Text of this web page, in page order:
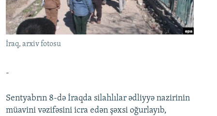
İNFOQRAFIKA
KARIKATURA
AZƏRBAYCAN ƏDƏBIYYATI KITABXANASI
İSLAM VƏ DEMOKRATIYA
MISSIYAMIZ
PEŞƏ ETIKASI VƏ JURNALISTIKA STANDARTLARIMIZ
BIZI IZLƏ
İraq, arxiv fotosu
-
Sentyabrın 8-də İraqda silahlılar ədliyyə nazirinin
müavini vəzifəsini icra edən şəxsi oğurlayıb,